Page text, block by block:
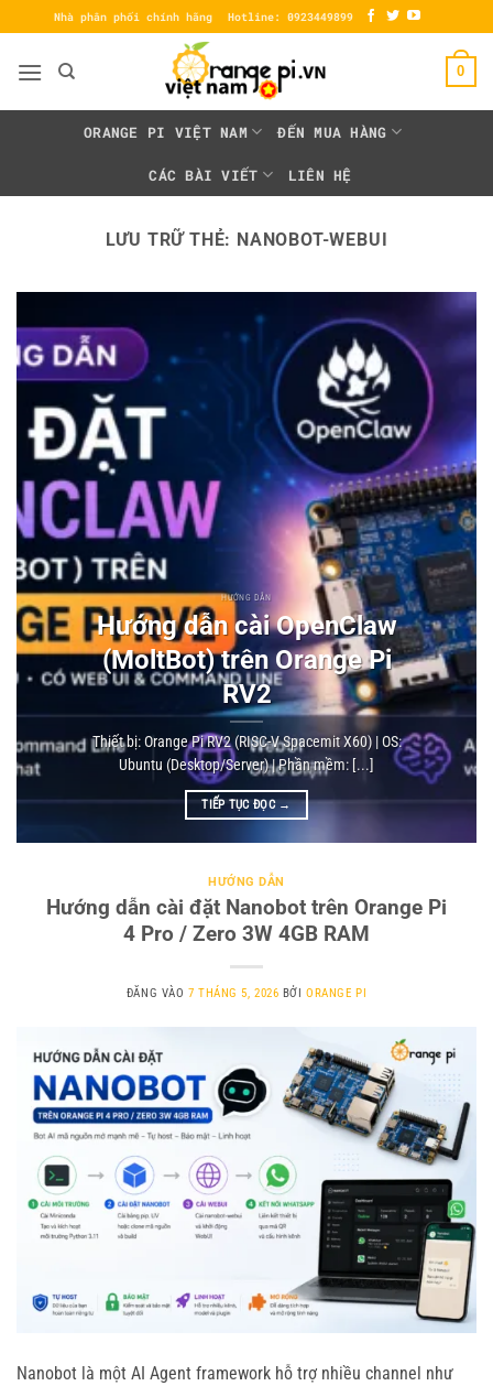
qua
nội
Nhà phân phối chính hãng Hotline: 0923449899
0
ORANGE PI VIỆT NAM ĐẾN MUA HÀNG
CÁC BÀI VIẾT LIÊN HỆ
LƯU TRỮ THẺ: NANOBOT-WEBUI
HƯỚNG DẪN
Hướng dẫn cài OpenClaw
(MoltBot) trên Orange Pi
RV2
Thiết bị: Orange Pi RV2 (RISC-V Spacemit X60) | OS:
Ubuntu (Desktop/Server) | Phần mềm: [...]
TIẾP TỤC ĐỌC→
HƯỚNG DẪN
Hướng dẫn cài đặt Nanobot trên Orange Pi
4 Pro / Zero 3W 4GB RAM
ĐĂNG VÀO 7 THÁNG 5, 2026 BỞIORANGE PI
Nanobot là một AI Agent framework hỗ trợ nhiều channel như